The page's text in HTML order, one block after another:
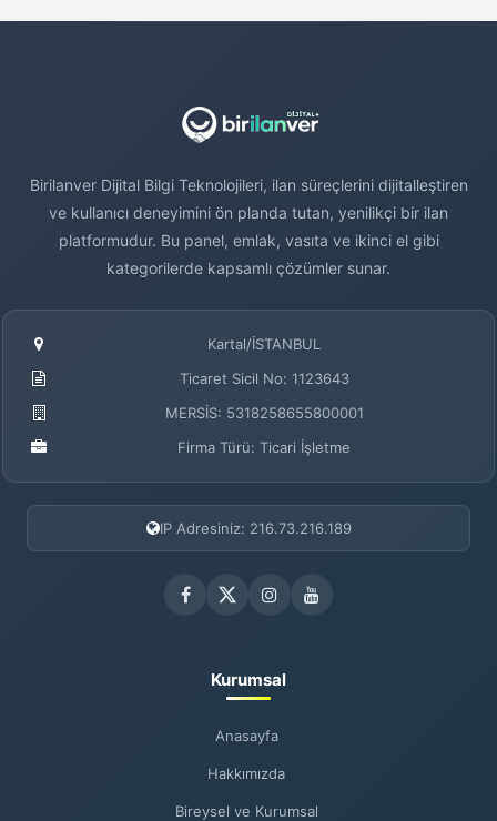
Birilanver Dijital Bilgi Teknolojileri, ilan süreçlerini dijitalleştiren
ve kullanıcı deneyimini ön planda tutan, yenilikçi bir ilan
platformudur. Bu panel, emlak, vasıta ve ikinci el gibi
kategorilerde kapsamlı çözümler sunar.
Kartal/İSTANBUL
Ticaret Sicil No: 1123643
MERSİS: 5318258655800001
Firma Türü: Ticari İşletme
IP Adresiniz: 216.73.216.189
Kurumsal
Anasayfa
Hakkımızda
Bireysel ve Kurumsal